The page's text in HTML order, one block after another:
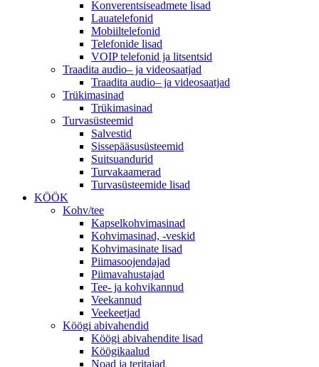
Konverentsiseadmete lisad
Lauatelefonid
Mobiiltelefonid
Telefonide lisad
VOIP telefonid ja litsentsid
Traadita audio– ja videosaatjad
Traadita audio– ja videosaatjad
Trükimasinad
Trükimasinad
Turvasüsteemid
Salvestid
Sissepääsusüsteemid
Suitsuandurid
Turvakaamerad
Turvasüsteemide lisad
KÖÖK
Kohv/tee
Kapselkohvimasinad
Kohvimasinad, -veskid
Kohvimasinate lisad
Piimasoojendajad
Piimavahustajad
Tee- ja kohvikannud
Veekannud
Veekeetjad
Köögi abivahendid
Köögi abivahendite lisad
Köögikaalud
Noad ja teritajad